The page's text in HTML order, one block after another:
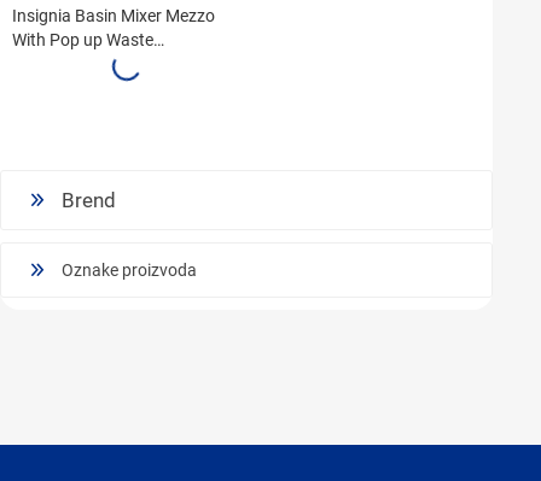
Insignia Basin Mixer Mezzo
With Pop up Waste
A5A333AC00
Brend
Oznake proizvoda